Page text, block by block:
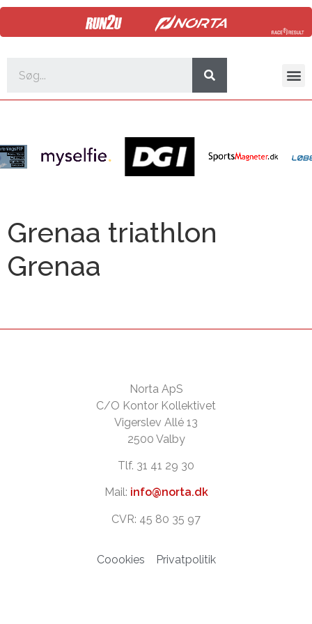
Grenaa triathlon
Grenaa
Norta ApS
C/O Kontor Kollektivet
Vigerslev Allé 13
2500 Valby
Tlf. 31 41 29 30
Mail: info@norta.dk
CVR: 45 80 35 97
Coookies Privatpolitik